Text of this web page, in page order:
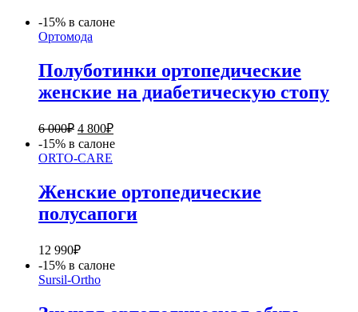
-15% в салоне
Ортомода
Полуботинки ортопедические
женские на диабетическую стопу
6 000₽ Первоначальная
цена
составляла
6
4 800₽Текущая
цена:
-15% в салоне
ORTO-CARE
Женские ортопедические
полусапоги
12 990₽
-15% в салоне
Sursil-Ortho